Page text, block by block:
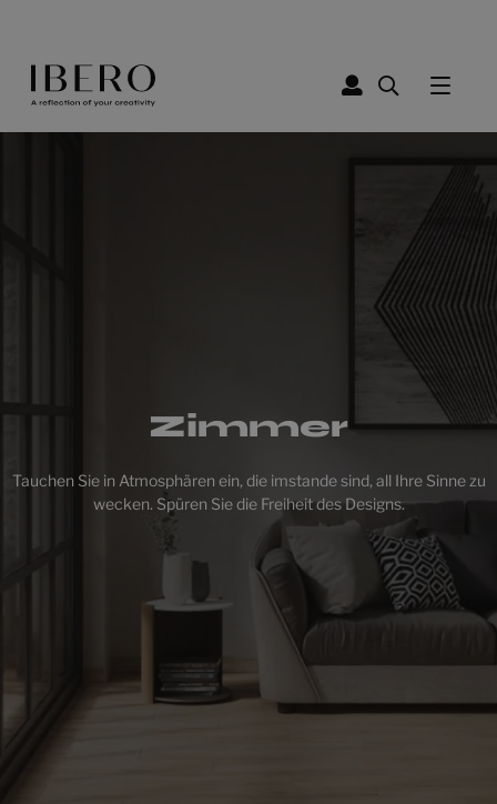
Zimmer
Tauchen Sie in Atmosphären ein, die imstande sind, all Ihre Sinne zu
wecken. Spüren Sie die Freiheit des Designs.